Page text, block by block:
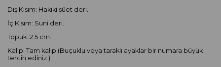
Dış Kısım: Hakiki süet deri.
İç Kısım: Suni deri.
Topuk: 2.5 cm.
Kalıp: Tam kalıp (Buçuklu veya taraklı ayaklar bir numara büyük
tercih ediniz.)